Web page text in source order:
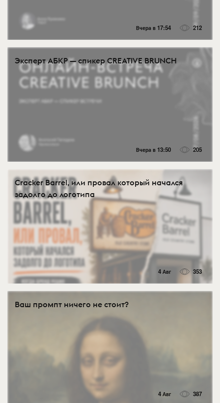
Вчера в 17:54 212
Эксперт АБКР — спикер CREATIVE BRUNCH
Вчера в 13:50 205
Cracker Barrel, или провал который начался
задолго до логотипа
4 Авг 353
Ваш промпт ничего не стоит?
4 Авг 387